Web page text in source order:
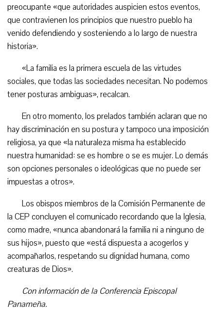
preocupante «que autoridades auspicien estos eventos,
que contravienen los principios que nuestro pueblo ha
venido defendiendo y sosteniendo a lo largo de nuestra
historia».
«La familia es la primera escuela de las virtudes
sociales, que todas las sociedades necesitan. No podemos
tener posturas ambiguas», recalcan.
En otro momento, los prelados también aclaran que no
hay discriminación en su postura y tampoco una imposición
religiosa, ya que «la naturaleza misma ha establecido
nuestra humanidad: se es hombre o se es mujer. Lo demás
son opciones personales o ideológicas que no puede ser
impuestas a otros».
Los obispos miembros de la Comisión Permanente de
la CEP concluyen el comunicado recordando que la Iglesia,
como madre, «nunca abandonará la familia ni a ninguno de
sus hijos», puesto que «está dispuesta a acogerlos y
acompañarlos, respetando su dignidad humana, como
creaturas de Dios».
Con información de la Conferencia Episcopal
Panameña.